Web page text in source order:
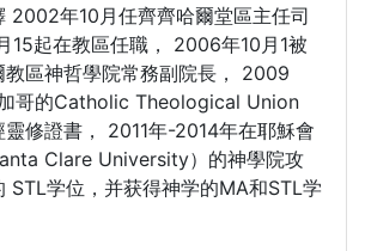
2002年10月任齊齊哈爾堂區主任司
15起在教區任職， 2006年10月1被
教區神哲學院常務副院長， 2009
哥的Catholic Theological Union
修證書， 2011年-2014年在耶穌會
Clare University）的神學院攻
STL学位，并获得神学的MA和STL学